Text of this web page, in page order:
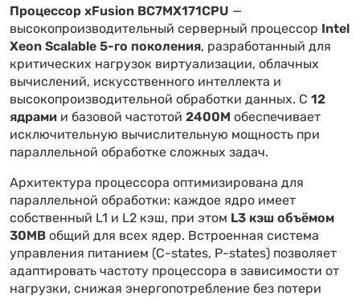
Процессор xFusion BC7MX171CPU —
высокопроизводительный серверный процессор Intel
Xeon Scalable 5-го поколения, разработанный для
критических нагрузок виртуализации, облачных
вычислений, искусственного интеллекта и
высокопроизводительной обработки данных. С 12
ядрами и базовой частотой 2400M обеспечивает
исключительную вычислительную мощность при
параллельной обработке сложных задач.
Архитектура процессора оптимизирована для
параллельной обработки: каждое ядро имеет
собственный L1 и L2 кэш, при этом L3 кэш объёмом
30MBобщий для всех ядер. Встроенная система
управления питанием (C-states, P-states) позволяет
адаптировать частоту процессора в зависимости от
нагрузки, снижая энергопотребление без потери